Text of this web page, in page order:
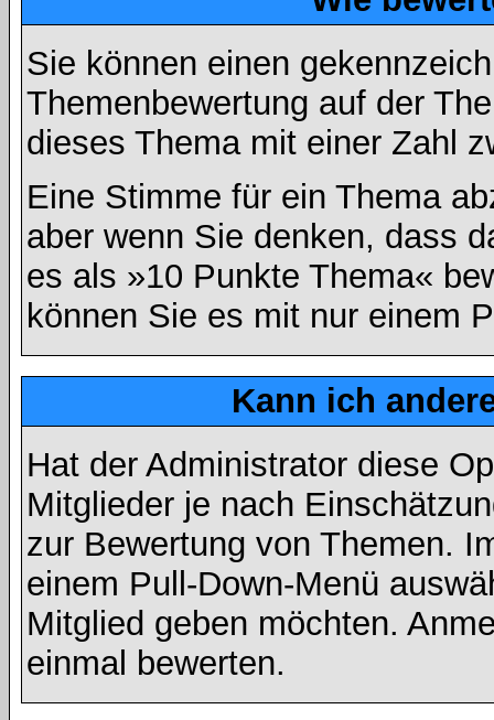
Sie können einen
Themenbewertung auf der
dieses Thema mit einer Zahl
Eine Stimme für ein Thema
aber wenn Sie denken, dass
es als »10 Punkte Thema«
können Sie es mit nur einem
Kann ich
Hat der Administrator diese
Mitglieder je nach
zur Bewertung von Themen.
einem Pull-Down-Menü
Mitglied geben möchten.
einmal bewerten.